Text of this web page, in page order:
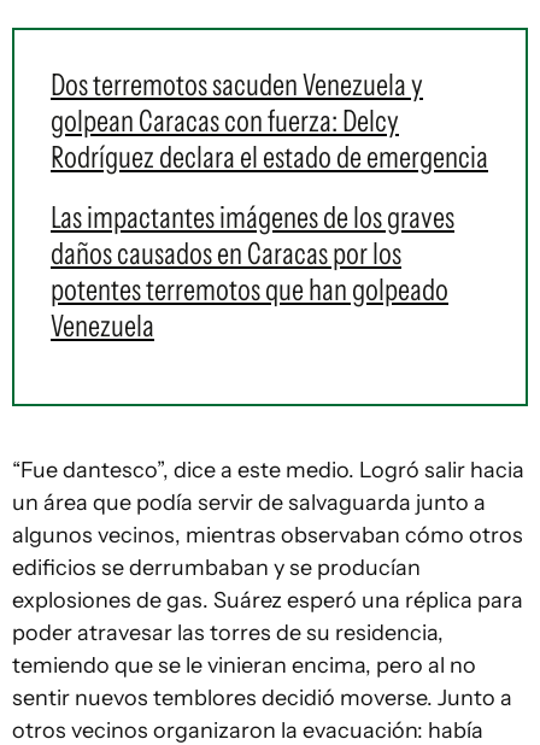
Dos terremotos sacuden Venezuela y
golpean Caracas con fuerza: Delcy
Rodríguez declara el estado de emergencia
Las impactantes imágenes de los graves
daños causados en Caracas por los
potentes terremotos que han golpeado
Venezuela
“Fue dantesco”, dice a este medio. Logró salir hacia
un área que podía servir de salvaguarda junto a
algunos vecinos, mientras observaban cómo otros
edificios se derrumbaban y se producían
explosiones de gas. Suárez esperó una réplica para
poder atravesar las torres de su residencia,
temiendo que se le vinieran encima, pero al no
sentir nuevos temblores decidió moverse. Junto a
otros vecinos organizaron la evacuación: había